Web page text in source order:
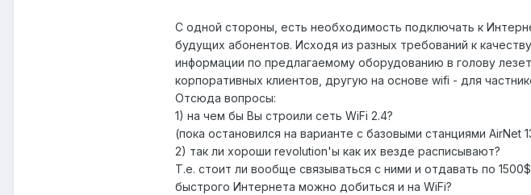
С одной стороны, есть необходимость подключать к
будущих абонентов. Исходя из разных требований к
информации по предлагаемому оборудованию в голову
корпоративных клиентов, другую на основe wifi - для
Отсюда вопросы:
1) на чем бы Вы строили сеть WiFi 2.4?
(пока остановился на варианте с базовыми станциями AirNet
2) так ли хороши revolution'ы как их везде расписывают?
Т.е. стоит ли вообще связываться с ними и отдавать по
быстрого Интернета можно добиться и на WiFi?